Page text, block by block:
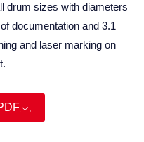
drum sizes with diameters
documentation and 3.1
and laser marking on